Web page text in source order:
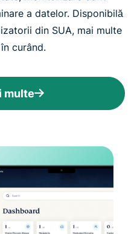
a datelor. Disponibilă
din SUA, mai multe
curând.
multe